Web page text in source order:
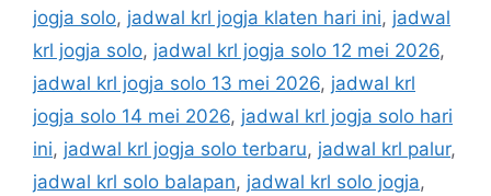
jogja solo, jadwal krl jogja klaten hari ini, jadwal
krl jogja solo, jadwal krl jogja solo 12 mei 2026,
jadwal krl jogja solo 13 mei 2026, jadwal krl
jogja solo 14 mei 2026, jadwal krl jogja solo hari
ini, jadwal krl jogja solo terbaru, jadwal krl palur,
jadwal krl solo balapan, jadwal krl solo jogja,